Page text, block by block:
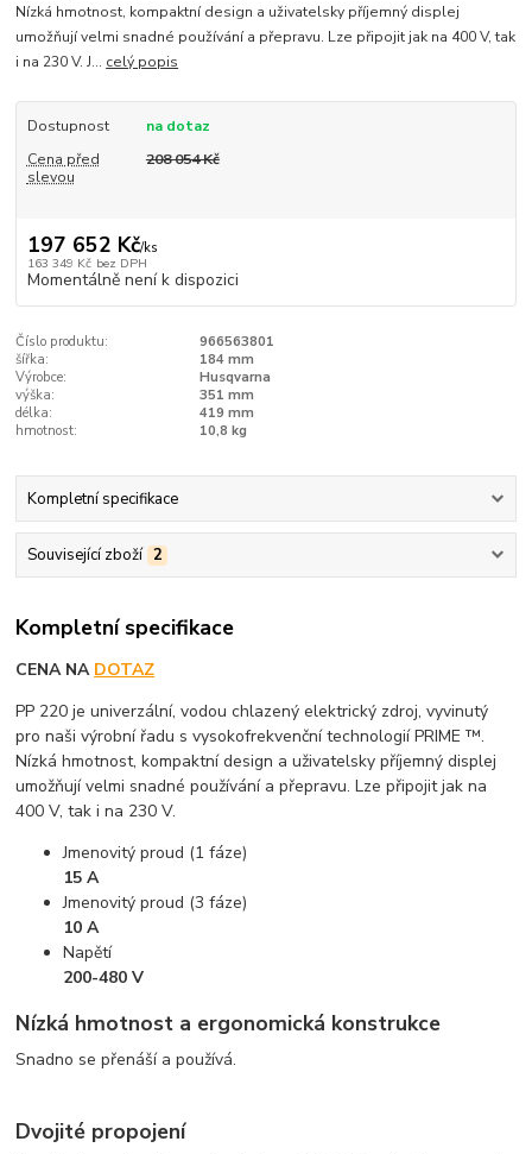
Nízká hmotnost, kompaktní design a uživatelsky příjemný displej
umožňují velmi snadné používání a přepravu. Lze připojit jak na 400 V, tak
i na 230 V. J... celý popis
Dostupnost
na dotaz
Cena před
slevou
208 054 Kč
197 652 Kč/ks
163 349 Kč bez DPH
Momentálně není k dispozici
Číslo produktu:
966563801
šířka:
184 mm
Výrobce:
Husqvarna
výška:
351 mm
délka:
419 mm
hmotnost:
10,8 kg
Kompletní specifikace
Související zboží 2
Kompletní specifikace
CENA NA DOTAZ
PP 220 je univerzální, vodou chlazený elektrický zdroj, vyvinutý
pro naši výrobní řadu s vysokofrekvenční technologií PRIME ™.
Nízká hmotnost, kompaktní design a uživatelsky příjemný displej
umožňují velmi snadné používání a přepravu. Lze připojit jak na
400 V, tak i na 230 V.
Jmenovitý proud (1 fáze)
15 A
Jmenovitý proud (3 fáze)
10 A
Napětí
200-480 V
Nízká hmotnost a ergonomická konstrukce
Snadno se přenáší a používá.
Dvojité propojení